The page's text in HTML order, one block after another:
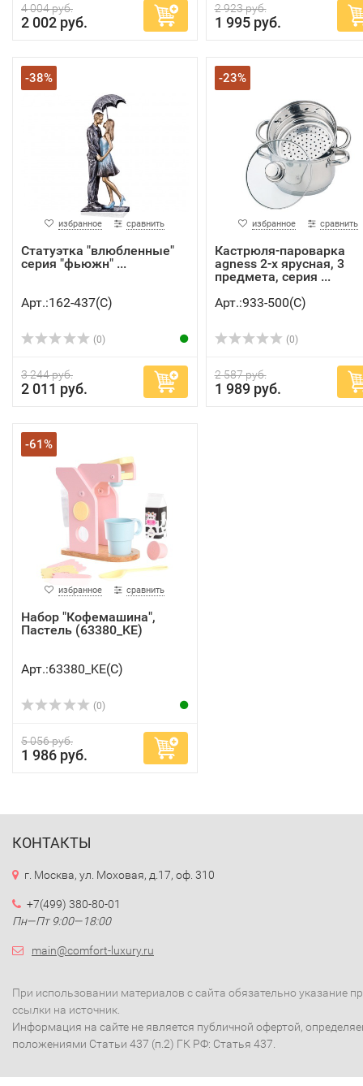
4 004 руб.
2 002 руб.
2 923 руб.
1 995 руб.
-38%
избранное сравнить
Статуэтка "влюбленные"
серия "фьюжн" ...
Арт.:162-437(C)
(0)
3 244 руб.
2 011 руб.
-23%
избранное сравнить
Кастрюля-пароварка
agness 2-х ярусная, 3
предмета, серия ...
Арт.:933-500(C)
(0)
2 587 руб.
1 989 руб.
-61%
избранное сравнить
Набор "Кофемашина",
Пастель (63380_KE)
Арт.:63380_KE(C)
(0)
5 056 руб.
1 986 руб.
КОНТАКТЫ
г. Москва, ул. Моховая, д.17, оф. 310
+7(499) 380-80-01
Пн—Пт 9:00—18:00
main@comfort-luxury.ru
При использовании материалов с сайта обязательно указание
ссылки на источник.
Информация на сайте не является публичной офертой,
положениями Статьи 437 (п.2) ГК РФ: Статья 437.